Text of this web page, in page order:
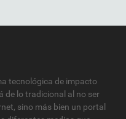
tecnológica de impacto
de lo tradicional al no ser
sino más bien un portal